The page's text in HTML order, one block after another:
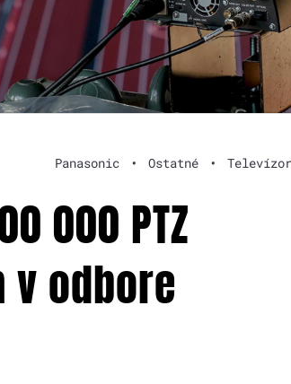
Panasonic • Ostatné •
000 PTZ
odbore